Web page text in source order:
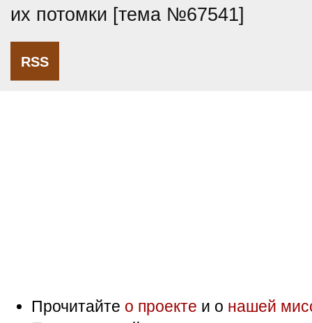
их потомки [тема №67541]
RSS
Прочитайте о проекте и о нашей